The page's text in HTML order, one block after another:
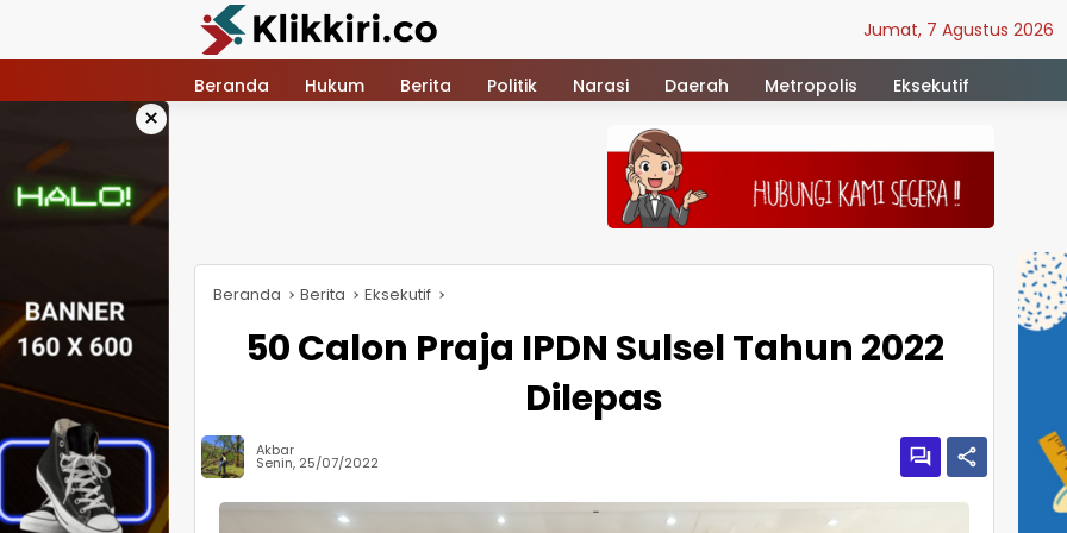
konten
Jumat, 7 Agustus 2026
Beranda Hukum Berita Politik Narasi Daerah Metropolis Eksekutif
×
Beranda Berita Eksekutif
50 Calon Praja IPDN Sulsel Tahun 2022
Dilepas
Akbar
Senin, 25/07/2022